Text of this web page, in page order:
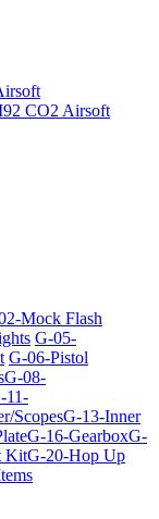
CO2 Airsoft
Mock Flash
G-05-
G-06-Pistol
G-08-
11-
ScopesG-13-Inner
G-16-GearboxG-
KitG-20-Hop Up